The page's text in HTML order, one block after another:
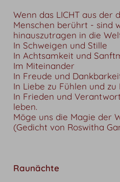
Wenn das LICHT aus
Menschen berührt - sind
hinauszutragen in die
In Schweigen und Stille
In Achtsamkeit und
Im Miteinander
In Freude und
In Liebe zu Fühlen und zu
In Frieden und
leben.
Möge uns die Magie der
(Gedicht von Roswitha
Raunächte